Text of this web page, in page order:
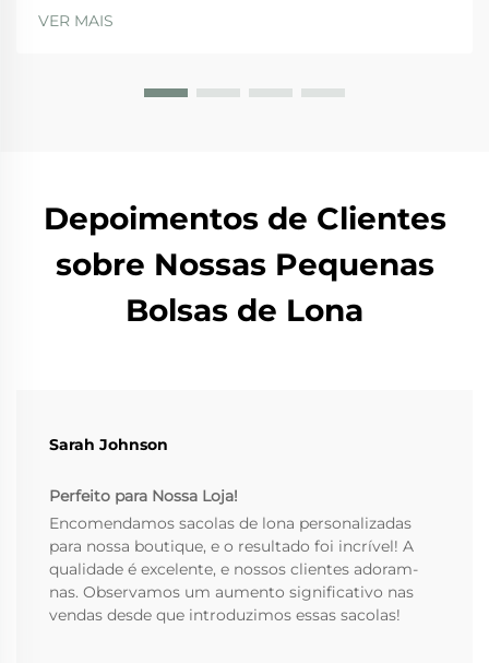
bolsas de juta se destacam por várias razões. Em
VER MAIS
Depoimentos de Clientes
sobre Nossas Pequenas
Bolsas de Lona
Sarah Johnson
Perfeito para Nossa Loja!
Encomendamos sacolas de lona personalizadas
para nossa boutique, e o resultado foi incrível! A
qualidade é excelente, e nossos clientes adoram-
nas. Observamos um aumento significativo nas
vendas desde que introduzimos essas sacolas!